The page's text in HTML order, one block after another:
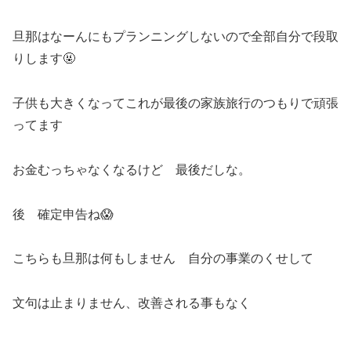
旦那はなーんにもプランニングしないので全部自分で段取
りします🤬
子供も大きくなってこれが最後の家族旅行のつもりで頑張
ってます
お金むっちゃなくなるけど 最後だしな。
後 確定申告ね😱
こちらも旦那は何もしません 自分の事業のくせして
文句は止まりません、改善される事もなく